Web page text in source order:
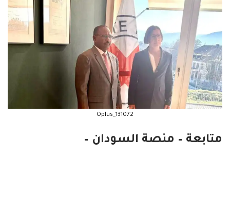
Oplus_131072
متابعة – منصة السودان –